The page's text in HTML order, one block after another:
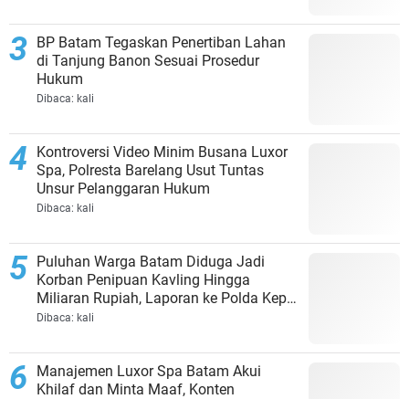
BP Batam Tegaskan Penertiban Lahan
di Tanjung Banon Sesuai Prosedur
Hukum
Dibaca: kali
Kontroversi Video Minim Busana Luxor
Spa, Polresta Barelang Usut Tuntas
Unsur Pelanggaran Hukum
Dibaca: kali
Puluhan Warga Batam Diduga Jadi
Korban Penipuan Kavling Hingga
Miliaran Rupiah, Laporan ke Polda Kepri
Jalan di Tempat?
Dibaca: kali
Manajemen Luxor Spa Batam Akui
Khilaf dan Minta Maaf, Konten